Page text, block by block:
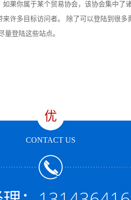
果你属于某个贸易协会，该协会集中了
许多目标访问者。 除了可以登陆到很
登陆这些站点。
优
CONTACT US